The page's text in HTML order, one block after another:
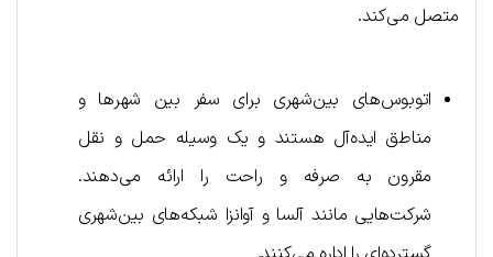
متصل می‌کند.
اتوبوس‌های بین‌شهری برای سفر بین شهرها و
مناطق ایده‌آل هستند و یک وسیله حمل و نقل
مقرون به صرفه و راحت را ارائه می‌دهند.
شرکت‌هایی مانند آلسا و آوانزا شبکه‌های بین‌شهری